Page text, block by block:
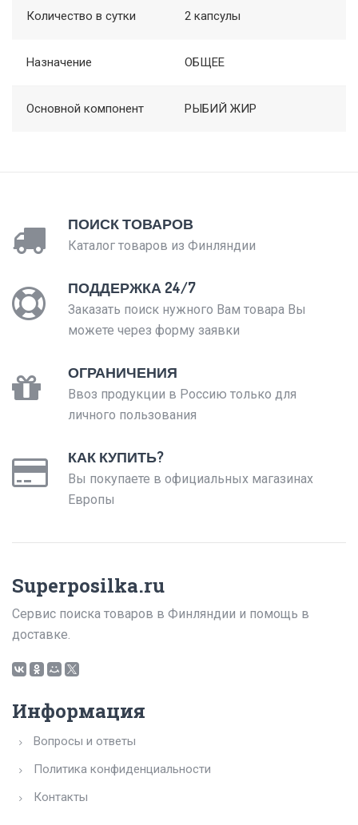
Количество в сутки 2 капсулы
Назначение ОБЩЕЕ
Основной компонент РЫБИЙ ЖИР
ПОИСК ТОВАРОВ
Каталог товаров из Финляндии
ПОДДЕРЖКА 24/7
Заказать поиск нужного Вам товара Вы
можете через форму заявки
ОГРАНИЧЕНИЯ
Ввоз продукции в Россию только для
личного пользования
КАК КУПИТЬ?
Вы покупаете в официальных магазинах
Европы
Superposilka.ru
Сервис поиска товаров в Финляндии и помощь в
доставке.
Информация
Вопросы и ответы
Политика конфиденциальности
Контакты